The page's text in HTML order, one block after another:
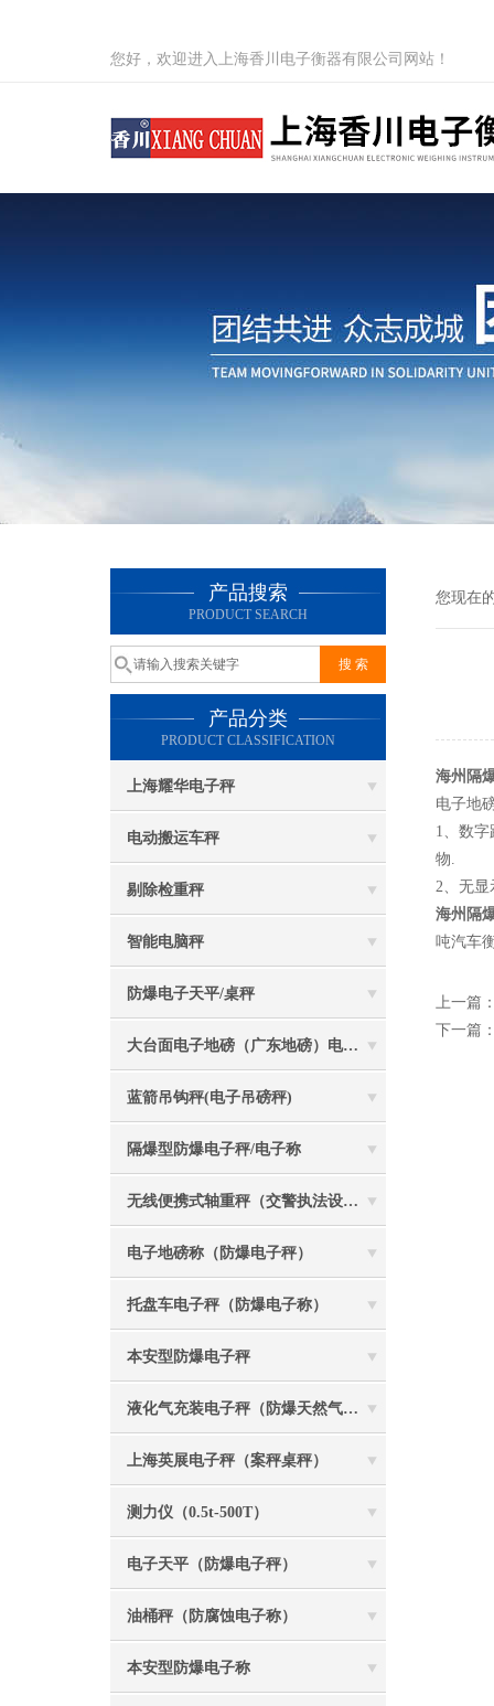
您好，欢迎进入上海香川电子衡器有限公司网站！
产品搜索
PRODUCT SEARCH
产品分类
PRODUCT CLASSIFICATION
上海耀华电子秤
电动搬运车秤
剔除检重秤
智能电脑秤
防爆电子天平/桌秤
大台面电子地磅（广东地磅）电子汽车衡
蓝箭吊钩秤(电子吊磅秤)
隔爆型防爆电子秤/电子称
无线便携式轴重秤（交警执法设备）
电子地磅称（防爆电子秤）
托盘车电子秤（防爆电子称）
本安型防爆电子秤
液化气充装电子秤（防爆天然气灌装称）
上海英展电子秤（案秤桌秤）
测力仪（0.5t-500T）
电子天平（防爆电子秤）
油桶秤（防腐蚀电子称）
本安型防爆电子称
您现在
海州隔
电子地
1、数
物.
2、无
海州隔
吨汽车
上一篇
下一篇